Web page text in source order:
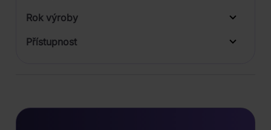
Rok výroby
Přístupnost